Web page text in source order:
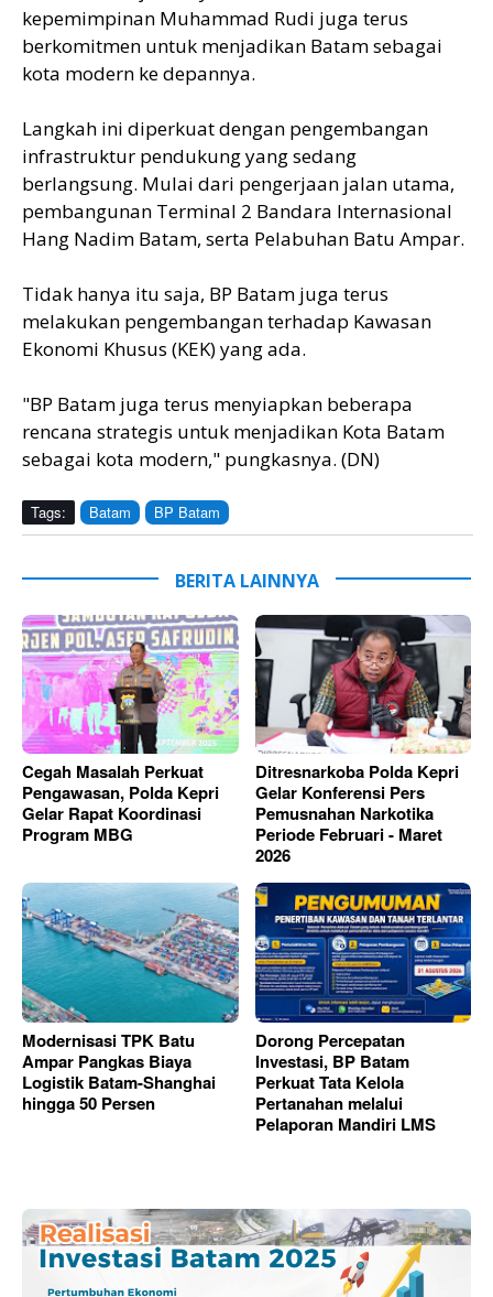
kepemimpinan Muhammad Rudi juga terus
berkomitmen untuk menjadikan Batam sebagai
kota modern ke depannya.
Langkah ini diperkuat dengan pengembangan
infrastruktur pendukung yang sedang
berlangsung. Mulai dari pengerjaan jalan utama,
pembangunan Terminal 2 Bandara Internasional
Hang Nadim Batam, serta Pelabuhan Batu Ampar.
Tidak hanya itu saja, BP Batam juga terus
melakukan pengembangan terhadap Kawasan
Ekonomi Khusus (KEK) yang ada.
"BP Batam juga terus menyiapkan beberapa
rencana strategis untuk menjadikan Kota Batam
sebagai kota modern," pungkasnya. (DN)
Tags: Batam BP Batam
BERITA LAINNYA
Cegah Masalah Perkuat
Pengawasan, Polda Kepri
Gelar Rapat Koordinasi
Program MBG
Ditresnarkoba Polda Kepri
Gelar Konferensi Pers
Pemusnahan Narkotika
Periode Februari - Maret
2026
Modernisasi TPK Batu
Ampar Pangkas Biaya
Logistik Batam-Shanghai
hingga 50 Persen
Dorong Percepatan
Investasi, BP Batam
Perkuat Tata Kelola
Pertanahan melalui
Pelaporan Mandiri LMS